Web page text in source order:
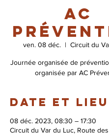
AC
ven. 08 déc.
  |
Circuit du
Journée organisée de
organisée par AC
Date et lieu
08 déc. 2023, 08:30 – 17:30
Circuit du Var du Luc, Route